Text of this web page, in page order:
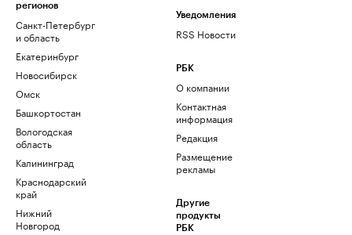
регионов
Санкт-Петербург
и область
Екатеринбург
Новосибирск
Омск
Башкортостан
Вологодская
область
Калининград
Краснодарский
край
Нижний
Новгород
Уведомления
RSS Новости
РБК
О компании
Контактная
информация
Редакция
Размещение
рекламы
Другие
продукты
РБК